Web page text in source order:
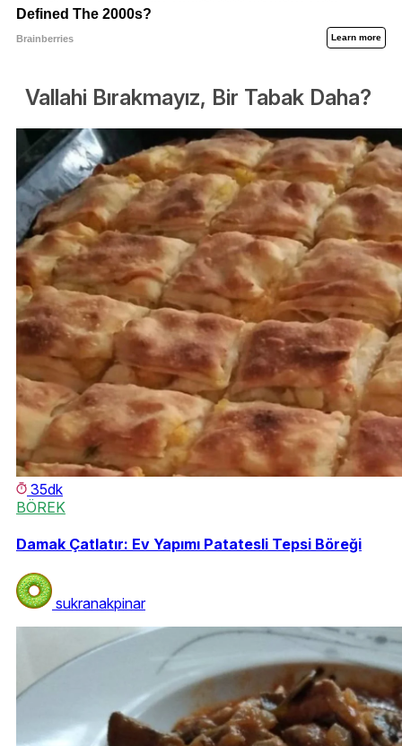
Vallahi Bırakmayız, Bir Tabak Daha?
35dk
BÖREK
Damak Çatlatır: Ev Yapımı Patatesli Tepsi Böreği
sukranakpinar